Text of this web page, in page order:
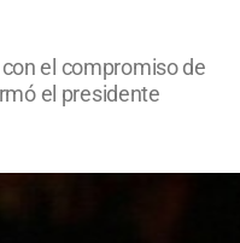
el compromiso de
el presidente